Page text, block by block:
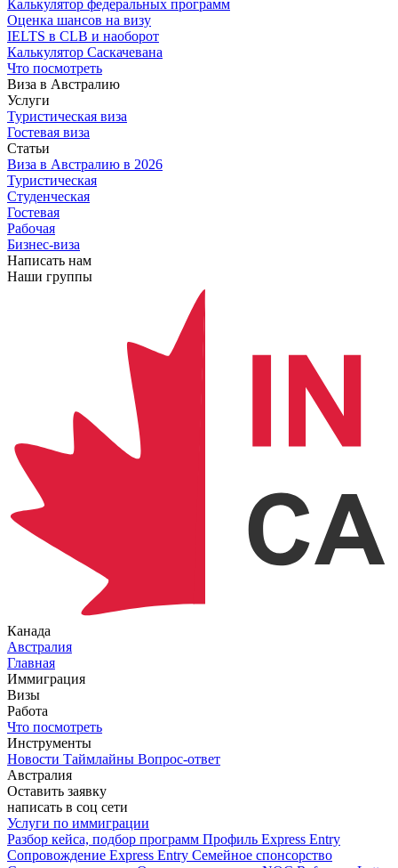
Калькулятор федеральных программ
Оценка шансов на визу
IELTS в CLB и наоборот
Калькулятор Саскачевана
Что посмотреть
Виза в Австралию
Услуги
Туристическая виза
Гостевая виза
Статьи
Виза в Австралию в 2026
Туристическая
Студенческая
Гостевая
Рабочая
Бизнес-виза
Написать нам
Наши группы
Канада
Австралия
Главная
Иммиграция
Визы
Работа
Что посмотреть
Инструменты
Новости Таймлайны Вопрос-ответ
Австралия
Оставить заявку
написать в соц сети
Услуги по иммиграции
Разбор кейса, подбор программ Профиль Express Entry
Сопровождение Express Entry Семейное спонсорство